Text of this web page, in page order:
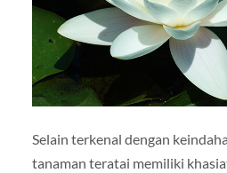
Selain terkenal dengan
tanaman teratai memiliki